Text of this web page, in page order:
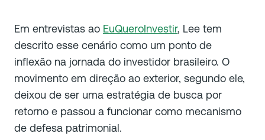
Em entrevistas ao EuQueroInvestir, Lee tem
descrito esse cenário como um ponto de
inflexão na jornada do investidor brasileiro. O
movimento em direção ao exterior, segundo ele,
deixou de ser uma estratégia de busca por
retorno e passou a funcionar como mecanismo
de defesa patrimonial.